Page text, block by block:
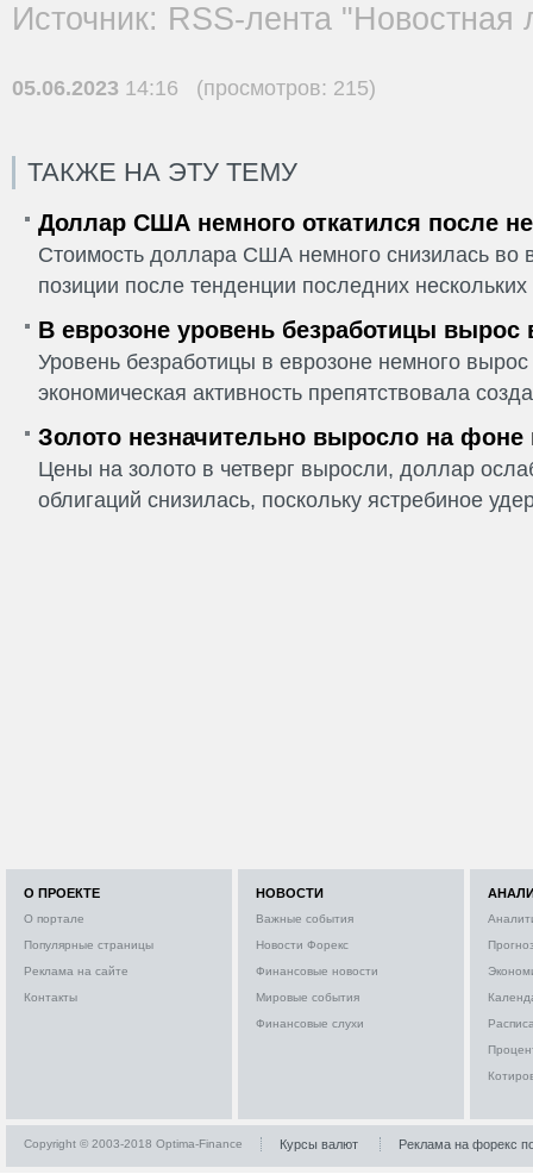
Источник: RSS-лента "Новостная
05.06.2023 14:16 (просмотров: 215)
ТАКЖЕ НА ЭТУ ТЕМУ
Доллар США немного откатился после
Стоимость доллара США немного снизилась во
позиции после тенденции последних
В еврозоне уровень безработицы вырос
Уровень безработицы в еврозоне немного
экономическая активность препятствовала
Золото незначительно выросло на фоне
Цены на золото в четверг выросли, доллар
облигаций снизилась, поскольку ястребиное
О ПРОЕКТЕ
О портале
Популярные страницы
Реклама на сайте
Контакты
НОВОСТИ
Важные события
Новости Форекс
Финансовые новости
Мировые события
Финансовые слухи
Copyright © 2003-2018 Optima-Finance Курсы валют Реклама на форекс